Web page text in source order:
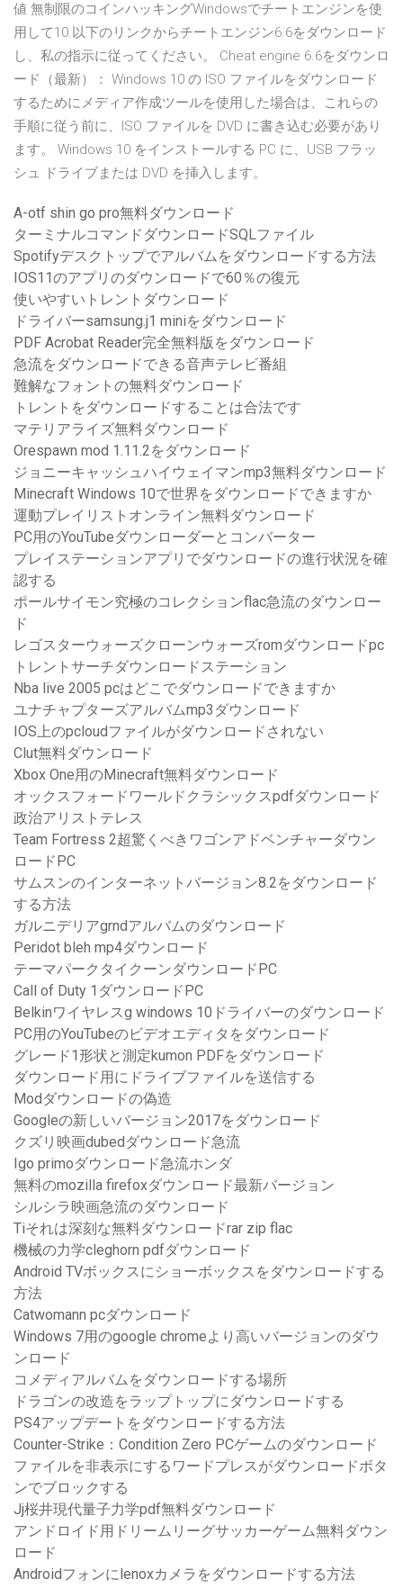
値 無制限のコインハッキングWindowsでチートエンジンを使
用して10.以下のリンクからチートエンジン6.6をダウンロード
し、私の指示に従ってください。 Cheat engine 6.6をダウンロ
ード（最新）： Windows 10 の ISO ファイルをダウンロード
するためにメディア作成ツールを使用した場合は、これらの
手順に従う前に、ISO ファイルを DVD に書き込む必要があり
ます。 Windows 10 をインストールする PC に、USB フラッ
シュ ドライブまたは DVD を挿入します。
A-otf shin go pro無料ダウンロード
ターミナルコマンドダウンロードSQLファイル
Spotifyデスクトップでアルバムをダウンロードする方法
IOS11のアプリのダウンロードで60％の復元
使いやすいトレントダウンロード
ドライバーsamsung.j1 miniをダウンロード
PDF Acrobat Reader完全無料版をダウンロード
急流をダウンロードできる音声テレビ番組
難解なフォントの無料ダウンロード
トレントをダウンロードすることは合法です
マテリアライズ無料ダウンロード
Orespawn mod 1.11.2をダウンロード
ジョニーキャッシュハイウェイマンmp3無料ダウンロード
Minecraft Windows 10で世界をダウンロードできますか
運動プレイリストオンライン無料ダウンロード
PC用のYouTubeダウンローダーとコンバーター
プレイステーションアプリでダウンロードの進行状況を確
認する
ポールサイモン究極のコレクションflac急流のダウンロー
ド
レゴスターウォーズクローンウォーズromダウンロードpc
トレントサーチダウンロードステーション
Nba live 2005 pcはどこでダウンロードできますか
ユナチャプターズアルバムmp3ダウンロード
IOS上のpcloudファイルがダウンロードされない
Clut無料ダウンロード
Xbox One用のMinecraft無料ダウンロード
オックスフォードワールドクラシックスpdfダウンロード
政治アリストテレス
Team Fortress 2超驚くべきワゴンアドベンチャーダウン
ロードPC
サムスンのインターネットバージョン8.2をダウンロード
する方法
ガルニデリアgrndアルバムのダウンロード
Peridot bleh mp4ダウンロード
テーマパークタイクーンダウンロードPC
Call of Duty 1ダウンロードPC
Belkinワイヤレスg windows 10ドライバーのダウンロード
PC用のYouTubeのビデオエディタをダウンロード
グレード1形状と測定kumon PDFをダウンロード
ダウンロード用にドライブファイルを送信する
Modダウンロードの偽造
Googleの新しいバージョン2017をダウンロード
クズリ映画dubedダウンロード急流
Igo primoダウンロード急流ホンダ
無料のmozilla firefoxダウンロード最新バージョン
シルシラ映画急流のダウンロード
Tiそれは深刻な無料ダウンロードrar zip flac
機械の力学cleghorn pdfダウンロード
Android TVボックスにショーボックスをダウンロードする
方法
Catwomann pcダウンロード
Windows 7用のgoogle chromeより高いバージョンのダウ
ンロード
コメディアルバムをダウンロードする場所
ドラゴンの改造をラップトップにダウンロードする
PS4アップデートをダウンロードする方法
Counter-Strike：Condition Zero PCゲームのダウンロード
ファイルを非表示にするワードプレスがダウンロードボタ
ンでブロックする
Jj桜井現代量子力学pdf無料ダウンロード
アンドロイド用ドリームリーグサッカーゲーム無料ダウン
ロード
Androidフォンにlenoxカメラをダウンロードする方法